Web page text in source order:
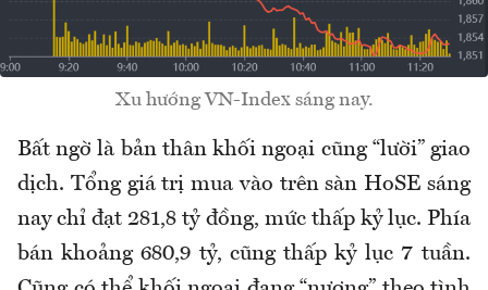
Xu hướng VN-Index sáng nay.
Bất ngờ là bản thân khối ngoại cũng “lười” giao
dịch. Tổng giá trị mua vào trên sàn HoSE sáng
nay chỉ đạt 281,8 tỷ đồng, mức thấp kỷ lục. Phía
bán khoảng 680,9 tỷ, cũng thấp kỷ lục 7 tuần.